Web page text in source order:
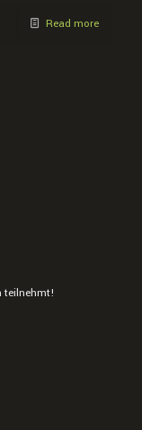
Read more
teilnehmt!